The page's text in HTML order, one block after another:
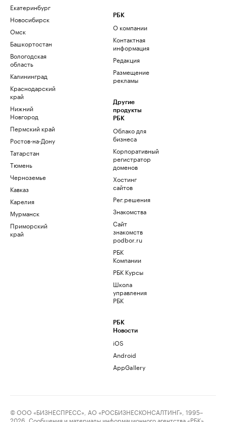
Екатеринбург
Новосибирск
Омск
Башкортостан
Вологодская
область
Калининград
Краснодарский
край
Нижний
Новгород
Пермский край
Ростов-на-Дону
Татарстан
Тюмень
Черноземье
Кавказ
Карелия
Мурманск
Приморский
край
РБК
О компании
Контактная
информация
Редакция
Размещение
рекламы
Другие
продукты
РБК
Облако для
бизнеса
Корпоративный
регистратор
доменов
Хостинг
сайтов
Рег.решения
Знакомства
Сайт
знакомств
podbor.ru
РБК
Компании
РБК Курсы
Школа
управления
РБК
РБК
Новости
iOS
Android
AppGallery
© ООО «БИЗНЕСПРЕСС», АО «РОСБИЗНЕСКОНСАЛТИНГ», 1995–
2026. Сообщения и материалы информационного агентства «РБК»